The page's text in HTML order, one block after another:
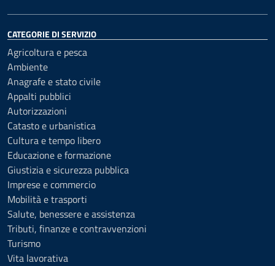
CATEGORIE DI SERVIZIO
Agricoltura e pesca
Ambiente
Anagrafe e stato civile
Appalti pubblici
Autorizzazioni
Catasto e urbanistica
Cultura e tempo libero
Educazione e formazione
Giustizia e sicurezza pubblica
Imprese e commercio
Mobilità e trasporti
Salute, benessere e assistenza
Tributi, finanze e contravvenzioni
Turismo
Vita lavorativa